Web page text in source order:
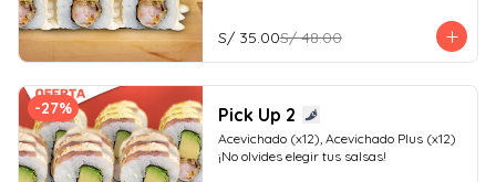
S/ 35.00S/ 48.00
-27% Pick Up 2
Acevichado (x12), Acevichado Plus (x12)
¡No olvides elegir tus salsas!